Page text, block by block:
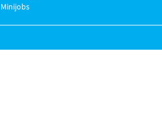
Minijobs